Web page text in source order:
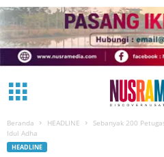
Beranda HEADLINE
Sebanyak 200
Idul Adha
HEADLINE